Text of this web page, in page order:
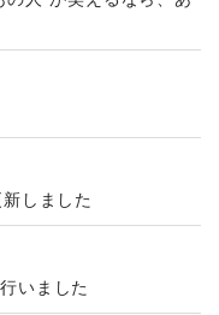
しました
いました